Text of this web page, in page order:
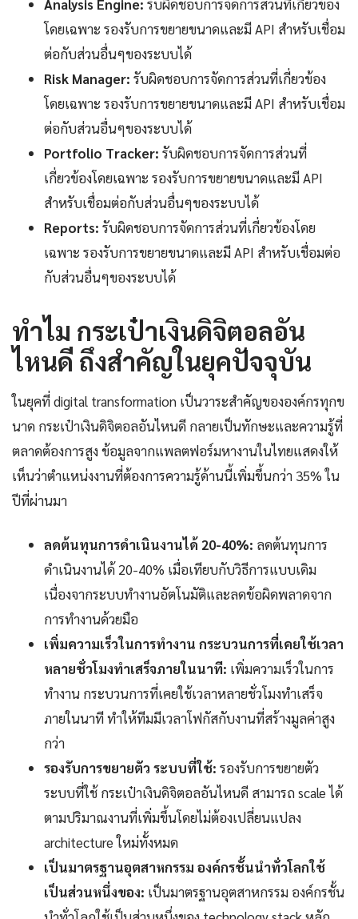
Analysis Engine: รับผิดชอบการจัดการส่วนที่เกี่ยวข้อง
โดยเฉพาะ รองรับการขยายขนาดและมี API สำหรับเชื่อม
ต่อกับส่วนอื่นๆของระบบได้
Risk Manager: รับผิดชอบการจัดการส่วนที่เกี่ยวข้อง
โดยเฉพาะ รองรับการขยายขนาดและมี API สำหรับเชื่อม
ต่อกับส่วนอื่นๆของระบบได้
Portfolio Tracker: รับผิดชอบการจัดการส่วนที่
เกี่ยวข้องโดยเฉพาะ รองรับการขยายขนาดและมี API
สำหรับเชื่อมต่อกับส่วนอื่นๆของระบบได้
Reports: รับผิดชอบการจัดการส่วนที่เกี่ยวข้องโดย
เฉพาะ รองรับการขยายขนาดและมี API สำหรับเชื่อมต่อ
กับส่วนอื่นๆของระบบได้
ทำไม กระเป๋าเงินดิจิตอลอัน
ไหนดี ถึงสำคัญในยุคปัจจุบัน
ในยุคที่ digital transformation เป็นวาระสำคัญขององค์กรทุกข
นาด กระเป๋าเงินดิจิตอลอันไหนดี กลายเป็นทักษะและความรู้ที่
ตลาดต้องการสูง ข้อมูลจากแพลตฟอร์มหางานในไทยแสดงให้
เห็นว่าตำแหน่งงานที่ต้องการความรู้ด้านนี้เพิ่มขึ้นกว่า 35% ใน
ปีที่ผ่านมา
ลดต้นทุนการดำเนินงานได้ 20-40%: ลดต้นทุนการ
ดำเนินงานได้ 20-40% เมื่อเทียบกับวิธีการแบบเดิม
เนื่องจากระบบทำงานอัตโนมัติและลดข้อผิดพลาดจาก
การทำงานด้วยมือ
เพิ่มความเร็วในการทำงาน กระบวนการที่เคยใช้เวลา
หลายชั่วโมงทำเสร็จภายในนาที: เพิ่มความเร็วในการ
ทำงาน กระบวนการที่เคยใช้เวลาหลายชั่วโมงทำเสร็จ
ภายในนาที ทำให้ทีมมีเวลาโฟกัสกับงานที่สร้างมูลค่าสูง
กว่า
รองรับการขยายตัว ระบบที่ใช้: รองรับการขยายตัว
ระบบที่ใช้ กระเป๋าเงินดิจิตอลอันไหนดี สามารถ scale ได้
ตามปริมาณงานที่เพิ่มขึ้นโดยไม่ต้องเปลี่ยนแปลง
architecture ใหม่ทั้งหมด
เป็นมาตรฐานอุตสาหกรรม องค์กรชั้นนำทั่วโลกใช้
เป็นส่วนหนึ่งของ: เป็นมาตรฐานอุตสาหกรรม องค์กรชั้น